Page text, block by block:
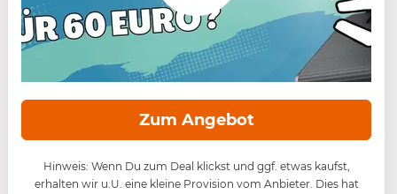
Zum Angebot
Hinweis: Wenn Du zum Deal klickst und ggf. etwas kaufst,
erhalten wir u.U. eine kleine Provision vom Anbieter. Dies hat